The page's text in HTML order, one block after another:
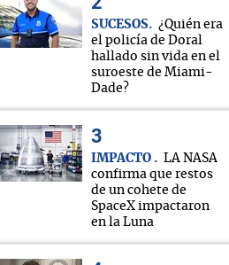
SUCESOS
¿Quién era
el policía de Doral
hallado sin vida en el
suroeste de Miami-
Dade?
IMPACTO
LA NASA
confirma que restos
de un cohete de
SpaceX impactaron
en la Luna